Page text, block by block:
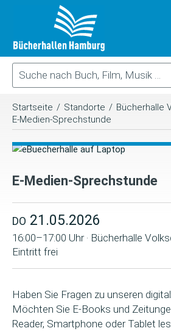
Startseite / Standorte / Bücherhalle
E-Medien-Sprechstunde
E-Medien-Sprechstunde
DO 21.05.2026
16:00–17:00 Uhr · Bücherhalle
Eintritt frei
Haben Sie Fragen zu unseren
Möchten Sie E-Books und
Reader, Smartphone oder Tablet